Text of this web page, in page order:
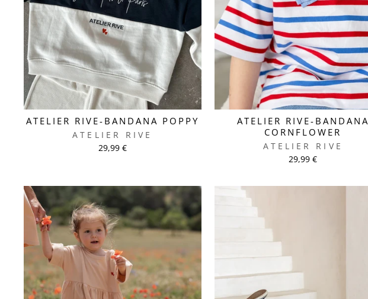
ATELIER RIVE-BANDANA POPPY
ATELIER RIVE
29,99 €
ATELIER RIVE-BANDANA
CORNFLOWER
ATELIER RIVE
29,99 €